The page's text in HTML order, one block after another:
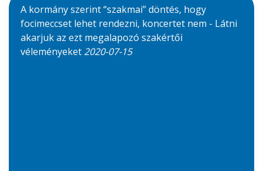
A kormány szerint “szakmai” döntés, hogy
focimeccset lehet rendezni, koncertet nem - Látni
akarjuk az ezt megalapozó szakértői
véleményeket 2020-07-15